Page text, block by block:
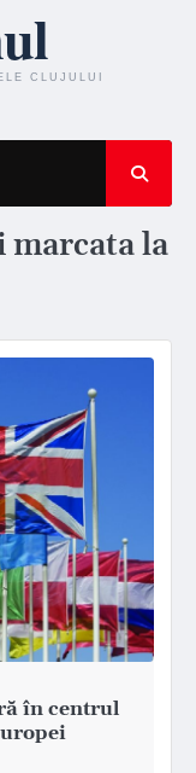
marcata la
în centrul